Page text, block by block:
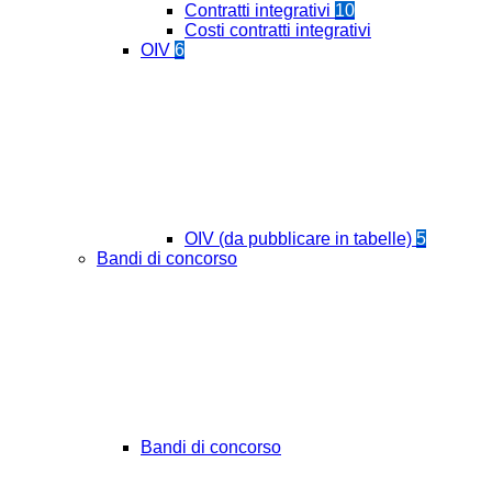
Contratti integrativi 10
Costi contratti integrativi
OIV 6
OIV (da pubblicare in tabelle) 5
Bandi di concorso
Bandi di concorso